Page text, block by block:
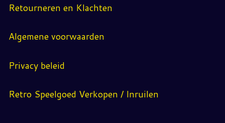
Retourneren en Klachten
Algemene voorwaarden
Privacy beleid
Retro Speelgoed Verkopen / Inruilen